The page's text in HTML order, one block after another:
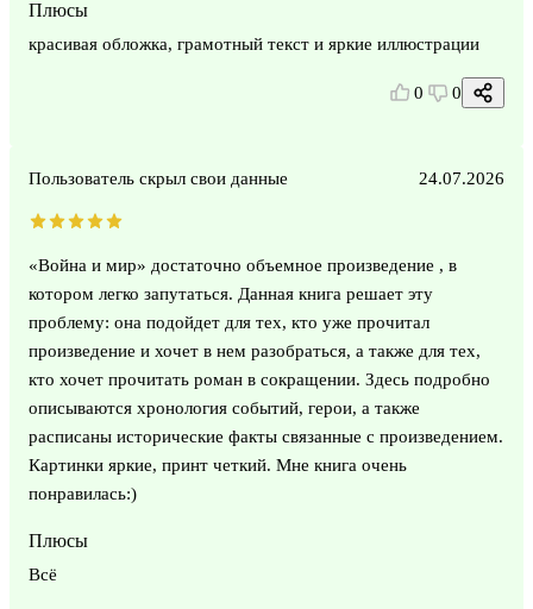
Плюсы
красивая обложка, грамотный текст и яркие иллюстрации
0 0
Пользователь скрыл свои данные 24.07.2026
«Война и мир» достаточно объемное произведение , в
котором легко запутаться. Данная книга решает эту
проблему: она подойдет для тех, кто уже прочитал
произведение и хочет в нем разобраться, а также для тех,
кто хочет прочитать роман в сокращении. Здесь подробно
описываются хронология событий, герои, а также
расписаны исторические факты связанные с произведением.
Картинки яркие, принт четкий. Мне книга очень
понравилась:)
Плюсы
Всё